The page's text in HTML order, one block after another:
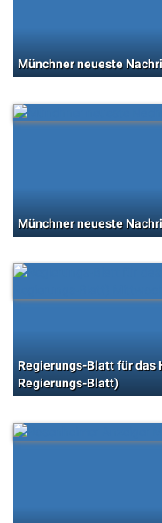
Münchner neueste
Münchner neueste
Regierungs-Blatt für das
Regierungs-Blatt)